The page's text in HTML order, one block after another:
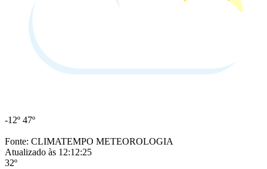
-12º 47º
Fonte: CLIMATEMPO METEOROLOGIA
Atualizado às 12:12:25
32º